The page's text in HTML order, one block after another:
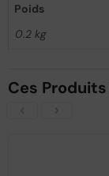
Poids
0.2 kg
Ces